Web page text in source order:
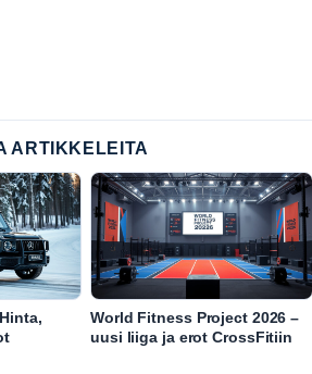
ARTIKKELEITA
World Fitness Project 2026 –
uusi liiga ja erot CrossFitiin